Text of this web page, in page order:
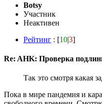
Botsy
Участник
Неактивен
Рейтинг : [10|3]
Re: AHK: Проверка
Так это смотря какая
Пока в мире пандемия и